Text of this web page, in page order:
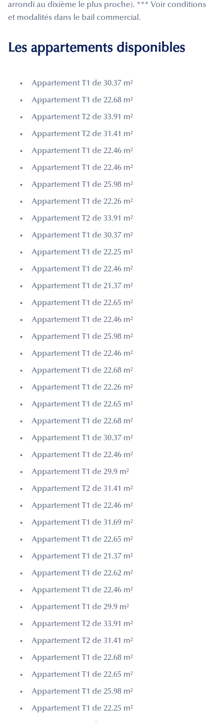
arrondi au dixième le plus proche). *** Voir conditions
et modalités dans le bail commercial.
Les appartements disponibles
Appartement T1 de 30.37 m²
Appartement T1 de 22.68 m²
Appartement T2 de 33.91 m²
Appartement T2 de 31.41 m²
Appartement T1 de 22.46 m²
Appartement T1 de 22.46 m²
Appartement T1 de 25.98 m²
Appartement T1 de 22.26 m²
Appartement T2 de 33.91 m²
Appartement T1 de 30.37 m²
Appartement T1 de 22.25 m²
Appartement T1 de 22.46 m²
Appartement T1 de 21.37 m²
Appartement T1 de 22.65 m²
Appartement T1 de 22.46 m²
Appartement T1 de 25.98 m²
Appartement T1 de 22.46 m²
Appartement T1 de 22.68 m²
Appartement T1 de 22.26 m²
Appartement T1 de 22.65 m²
Appartement T1 de 22.68 m²
Appartement T1 de 30.37 m²
Appartement T1 de 22.46 m²
Appartement T1 de 29.9 m²
Appartement T2 de 31.41 m²
Appartement T1 de 22.46 m²
Appartement T1 de 31.69 m²
Appartement T1 de 22.65 m²
Appartement T1 de 21.37 m²
Appartement T1 de 22.62 m²
Appartement T1 de 22.46 m²
Appartement T1 de 29.9 m²
Appartement T2 de 33.91 m²
Appartement T2 de 31.41 m²
Appartement T1 de 22.68 m²
Appartement T1 de 22.65 m²
Appartement T1 de 25.98 m²
Appartement T1 de 22.25 m²